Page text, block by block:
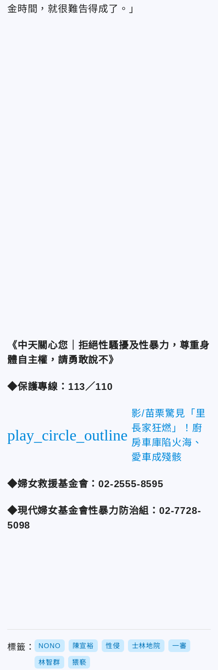
金時間，就很難告得成了。」
《中天關心您｜拒絕性騷擾及性暴力，尊重身
體自主權，請勇敢說不》
◆保護專線：113／110
play_circle_outline
影/苗栗驚見「里
長家狂燃」！廚
房車庫陷火海、
愛車成殘骸
◆婦女救援基金會：02-2555-8595
◆現代婦女基金會性暴力防治組：02-7728-
5098
標籤： NONO 陳宣裕 性侵 士林地院 一審
林智群 猥褻